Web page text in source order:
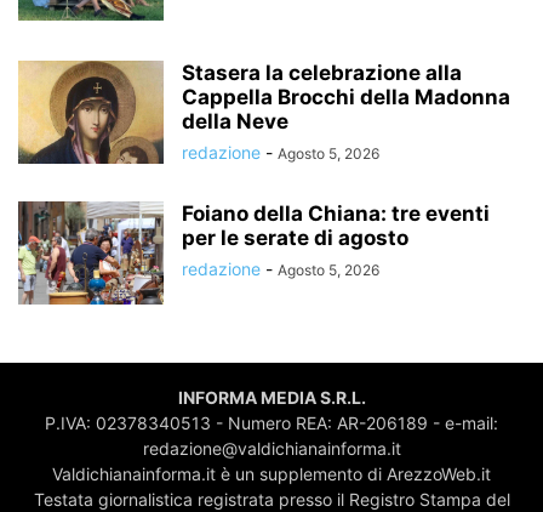
Stasera la celebrazione alla
Cappella Brocchi della Madonna
della Neve
redazione - Agosto 5, 2026
Foiano della Chiana: tre eventi
per le serate di agosto
redazione - Agosto 5, 2026
INFORMA MEDIA S.R.L.
P.IVA: 02378340513 - Numero REA: AR-206189 - e-mail:
redazione@valdichianainforma.it
Valdichianainforma.it è un supplemento di ArezzoWeb.it
Testata giornalistica registrata presso il Registro Stampa del